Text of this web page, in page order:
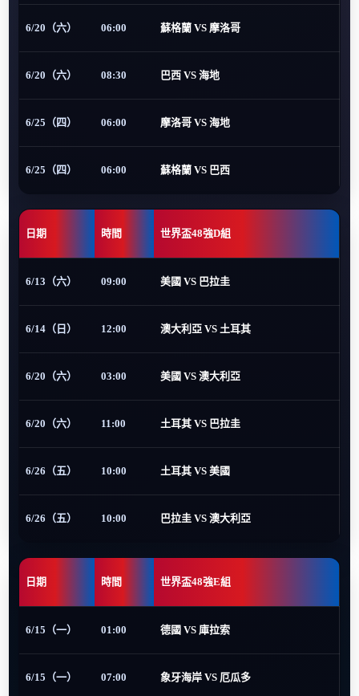
6/20（六） 06:00 蘇格蘭 VS 摩洛哥
6/20（六） 08:30 巴西 VS 海地
6/25（四） 06:00 摩洛哥 VS 海地
6/25（四） 06:00 蘇格蘭 VS 巴西
日期 時間 世界盃48強D組
6/13（六） 09:00 美國 VS 巴拉圭
6/14（日） 12:00 澳大利亞 VS 土耳其
6/20（六） 03:00 美國 VS 澳大利亞
6/20（六） 11:00 土耳其 VS 巴拉圭
6/26（五） 10:00 土耳其 VS 美國
6/26（五） 10:00 巴拉圭 VS 澳大利亞
日期 時間 世界盃48強E組
6/15（一） 01:00 德國 VS 庫拉索
6/15（一） 07:00 象牙海岸 VS 厄瓜多